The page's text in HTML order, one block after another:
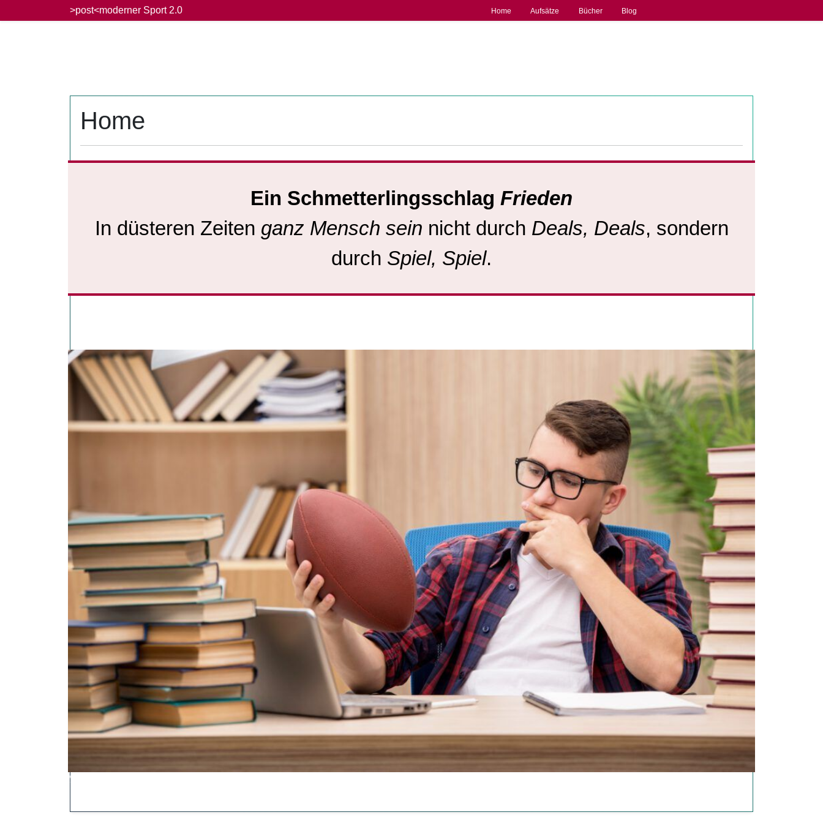
to
>post<moderner Sport 2.0 Home Aufsätze Bücher Blog
Home
Ein Schmetterlingsschlag Frieden
In düsteren Zeiten ganz Mensch sein nicht durch Deals, Deals, sondern
durch Spiel, Spiel.
Young student preferring playing baseball to studying